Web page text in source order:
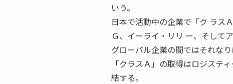
いう。
日本で活動中の企業で「ク ラス
Ｇ、イーライ・リリ ー、そして
グローバル企業の間ではそれな
「クラスＡ」の取得はロジステ
結する。